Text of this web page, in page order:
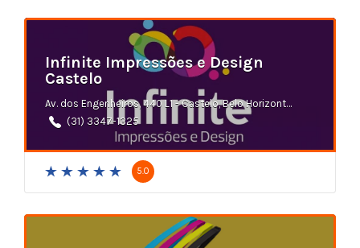
Infinite Impressões e Design
Castelo
Av. dos Engenheiros, 440 L1 - Castelo, Belo Horizonte - MG
(31) 3347-1325
5.0